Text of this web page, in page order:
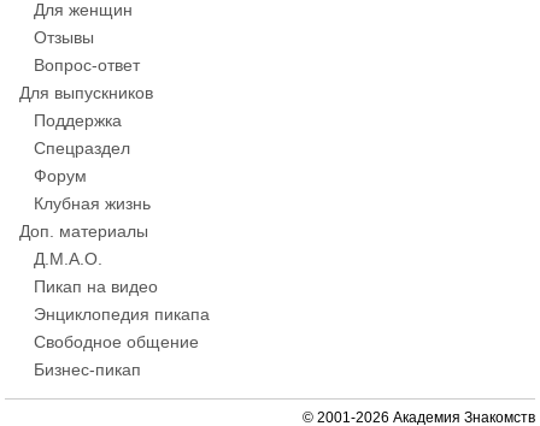
Для женщин
Отзывы
Вопрос-ответ
Для выпускников
Поддержка
Спецраздел
Форум
Клубная жизнь
Доп. материалы
Д.М.А.О.
Пикап на видео
Энциклопедия пикапа
Свободное общение
Бизнес-пикап
© 2001-2026 Академия Знакомств